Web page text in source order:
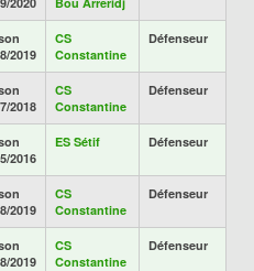
2019
CS
Constantine
Défenseur
2018
CS
Constantine
Défenseur
2016
ES Sétif Défenseur
2019
CS
Constantine
Défenseur
2019
CS
Constantine
Défenseur